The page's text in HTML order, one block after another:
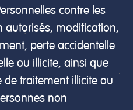
contre les
autorisés, modification,
perte accidentelle
ou illicite, ainsi que
traitement illicite ou
non